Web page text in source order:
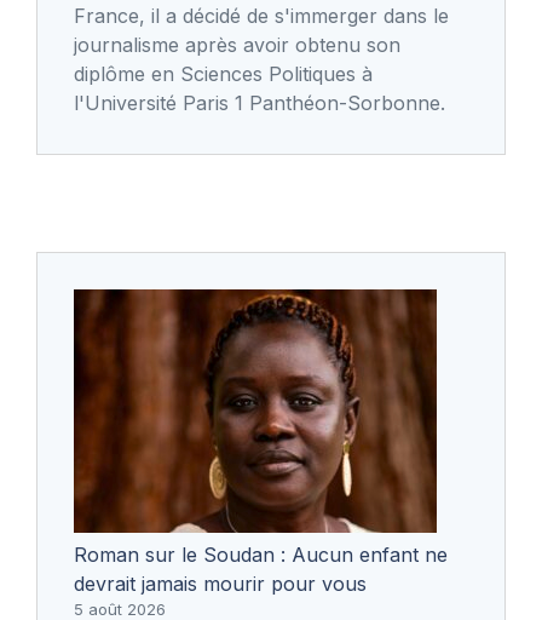
France, il a décidé de s'immerger dans le
journalisme après avoir obtenu son
diplôme en Sciences Politiques à
l'Université Paris 1 Panthéon-Sorbonne.
Roman sur le Soudan : Aucun enfant ne
devrait jamais mourir pour vous
5 août 2026